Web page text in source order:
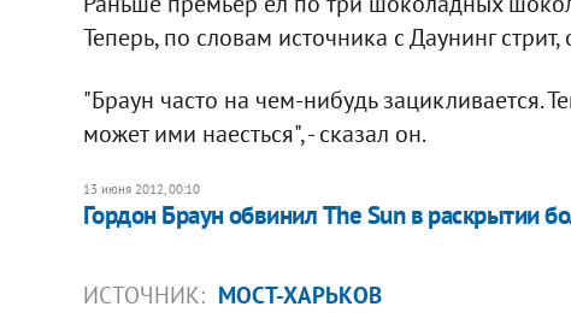
Теперь, по словам источника с Даунинг
"Браун часто на чем-нибудь зацикливается.
может ими наесться", - сказал он.
13 июня 2012, 00:10
Гордон Браун обвинил The Sun в раскрытии
ИСТОЧНИК: МОСТ-ХАРЬКОВ